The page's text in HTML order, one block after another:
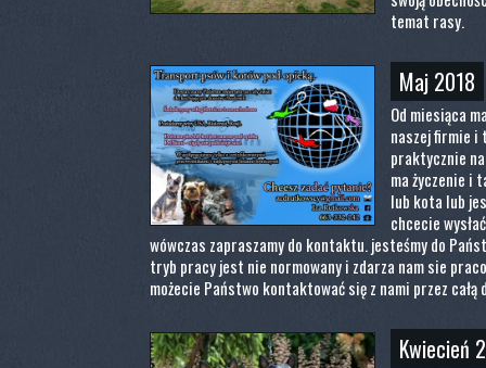
temat rasy.
Maj 2018
Od miesiąca
naszej firmie
praktycznie
ma życzenie i
lub kota lub
chcecie
wówczas zapraszamy do kontaktu. jesteśmy do
tryb pracy jest nie normowany i zdarza nam sie
możecie Państwo kontaktować się z nami przez całą
Kwiecień